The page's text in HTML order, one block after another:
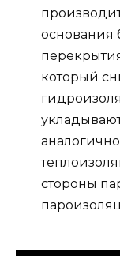
основания
который
стороны